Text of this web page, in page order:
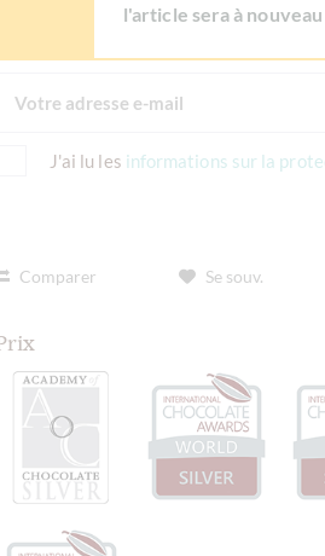
l'article sera à
J'ai lu les informations sur la
Comparer Se souv.